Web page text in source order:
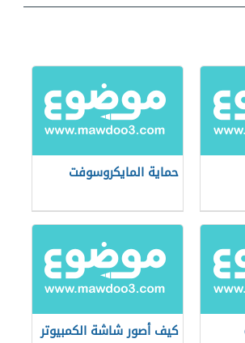
حماية المايكروسوفت
كيف أصور شاشة الكمبيوتر